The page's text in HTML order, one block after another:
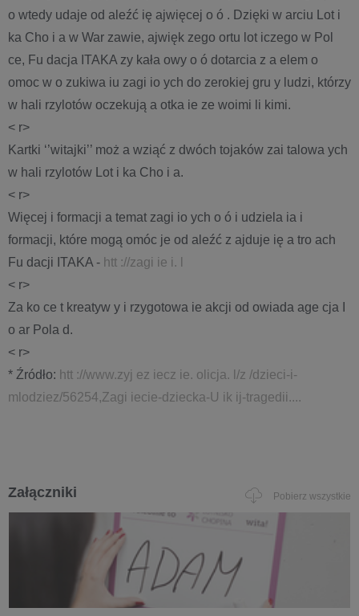
o wtedy udaje od aleźć ię ajwięcej o ó . Dzięki w arciu Lot i
ka Cho i a w War zawie, ajwięk zego ortu lot iczego w Pol
ce, Fu dacja ITAKA zy kała owy o ó dotarcia z a elem o
omoc w o zukiwa iu zagi io ych do zerokiej gru y ludzi, którzy
w hali rzylotów oczekują a otka ie ze woimi li kimi.
< r>
Kartki ‘’witajki’’ moż a wziąć z dwóch tojaków zai talowa ych
w hali rzylotów Lot i ka Cho i a.
< r>
Więcej i formacji a temat zagi io ych o ó i udziela ia i
formacji, które mogą omóc je od aleźć z ajduje ię a tro ach
Fu dacji ITAKA - htt ://zagi ie i. l
< r>
Za ko ce t kreatyw y i rzygotowa ie akcji od owiada age cja I
o ar Pola d.
< r>
* Źródło: htt ://www.zyj ez iecz ie. olicja. l/z /dzieci-i-
mlodziez/56254,Zagi iecie-dziecka-U ik ij-tragedii....
Załączniki Pobierz wszystkie